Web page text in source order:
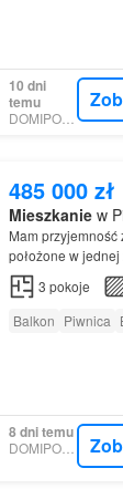
10 dni
temu
DOMIPORTA
485 000 zł
Mieszkaniew
Mam
położone w
idealna
3 pokoje
Balkon Piwnica
8 dni temu
DOMIPORTA